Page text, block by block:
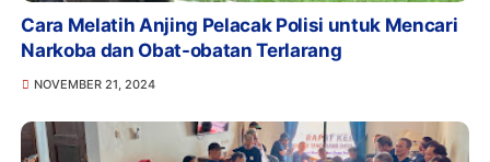
Cara Melatih Anjing Pelacak Polisi untuk Mencari
Narkoba dan Obat-obatan Terlarang
NOVEMBER 21, 2024